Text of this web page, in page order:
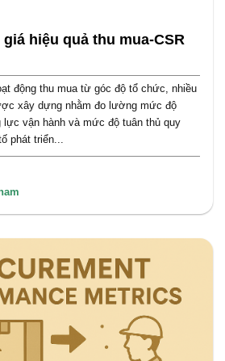
hiệu quả thu mua-CSR
động thu mua từ góc độ tổ chức, nhiều
xây dựng nhằm đo lường mức độ
lực vận hành và mức độ tuân thủ quy
phát triển...